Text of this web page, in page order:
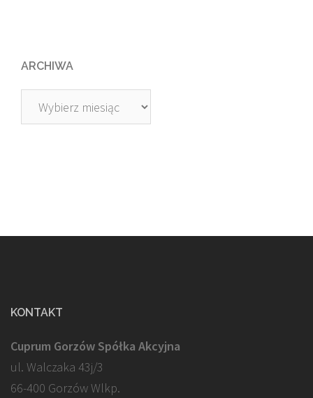
ARCHIWA
Archiwa
KONTAKT
Cuprum Gorzów Spółka Akcyjna
ul. Walczaka 43j/3
66-400 Gorzów Wlkp.